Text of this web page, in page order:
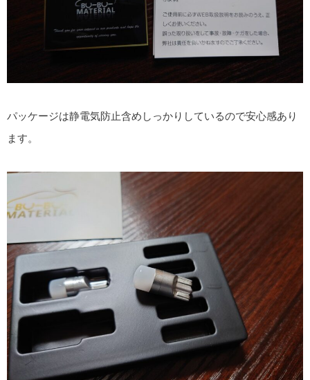
パッケージは静電気防止含めしっかりしているので安心感あり
ます。